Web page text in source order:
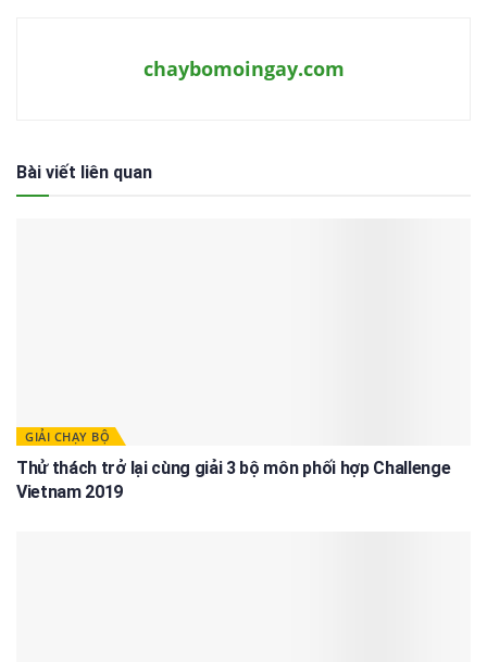
chaybomoingay.com
Bài viết liên quan
GIẢI CHẠY BỘ
Thử thách trở lại cùng giải 3 bộ môn phối hợp Challenge
Vietnam 2019